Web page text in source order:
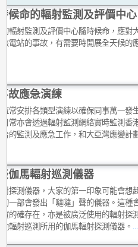
候命的輻射監測及評價中心
輻射監測及評價中心隨時候命，應對
電站的事故，有需要時開展全天候的
故應急演練
常安排各類型演練以確保同事萬一發
常亦會透過輻射監測網絡實時監測香
的監測及應急工作，和大亞灣應變計
伽馬輻射巡測儀器
探測儀器，大家的第一印象可能會想
一部會發出「噠噠」聲的儀器。這種
的確存在，亦是被廣泛使用的輻射探
輻射巡測所用的伽馬輻射探測儀器。